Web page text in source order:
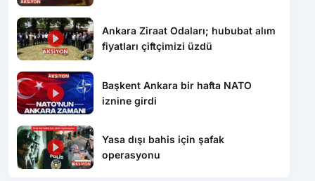
Ankara Ziraat Odaları; hububat alım
fiyatları çiftçimizi üzdü
Başkent Ankara bir hafta NATO
iznine girdi
Yasa dışı bahis için şafak
operasyonu